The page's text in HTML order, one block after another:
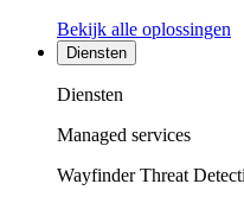
Bekijk alle oplossingen
Diensten
Diensten
Managed services
Wayfinder Threat